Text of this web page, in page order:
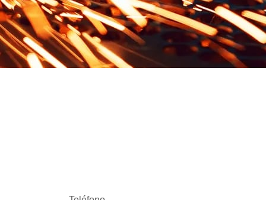
TH
PL